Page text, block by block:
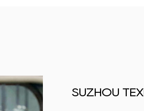
SUZHOU